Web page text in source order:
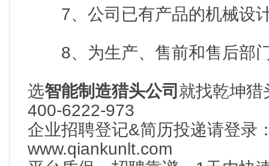
7、公司已有产品的机械设
8、为生产、售前和售后部
选智能制造猎头公司 就找乾坤猎
400-6222-973
企业招聘登记&简历投递请登录
www.qiankunlt.com